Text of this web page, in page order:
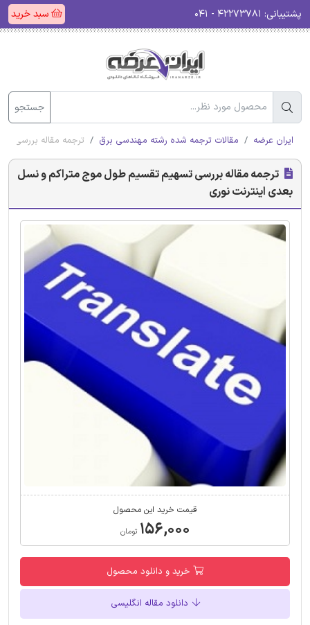
پشتیبانی: سبد خرید
جستجو
ایران عرضه مقالات ترجمه شده رشته مهندسی برق ترجمه مقاله بررسی
ترجمه مقاله بررسی تسهیم تقسیم طول موج متراکم و نسل
بعدی اینترنت نوری
قیمت خرید این محصول
۱۵۶,۰۰۰ تومان
خرید و دانلود محصول
دانلود مقاله انگلیسی